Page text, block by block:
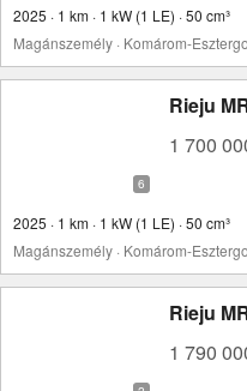
2025 · 1 km · 1 kW (1 LE) · 50 cm³
Magánszemély · Komárom-
Rieju
1 700
2025 · 1 km · 1 kW (1 LE) · 50 cm³
Magánszemély · Komárom-
Rieju
1 790